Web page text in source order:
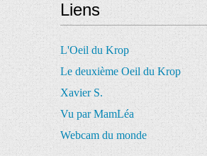
Liens
L'Oeil du Krop
Le deuxième Oeil du Krop
Xavier S.
Vu par MamLéa
Webcam du monde